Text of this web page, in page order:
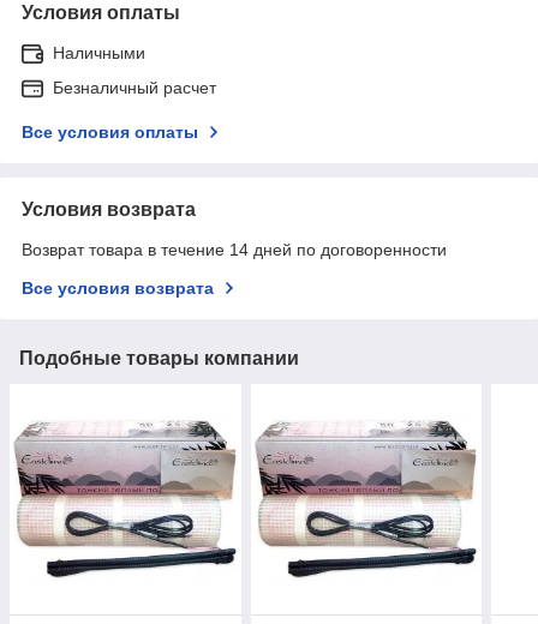
Условия оплаты
Наличными
Безналичный расчет
Все условия оплаты
Условия возврата
Возврат товара в течение 14 дней по договоренности
Все условия возврата
Подобные товары компании